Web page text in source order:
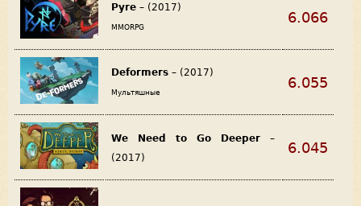
Pyre – (2017)
MMORPG
6.066
Deformers – (2017)
Мультяшные
6.055
We Need to Go Deeper –
(2017)
6.045